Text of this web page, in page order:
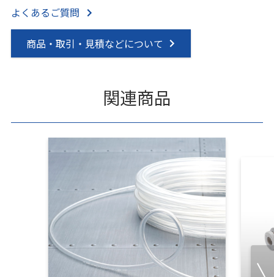
よくあるご質問
商品・取引・見積などについて
関連商品